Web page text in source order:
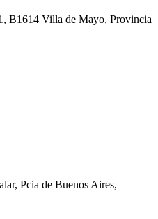
B1614 Villa de Mayo, Provincia
Pcia de Buenos Aires,